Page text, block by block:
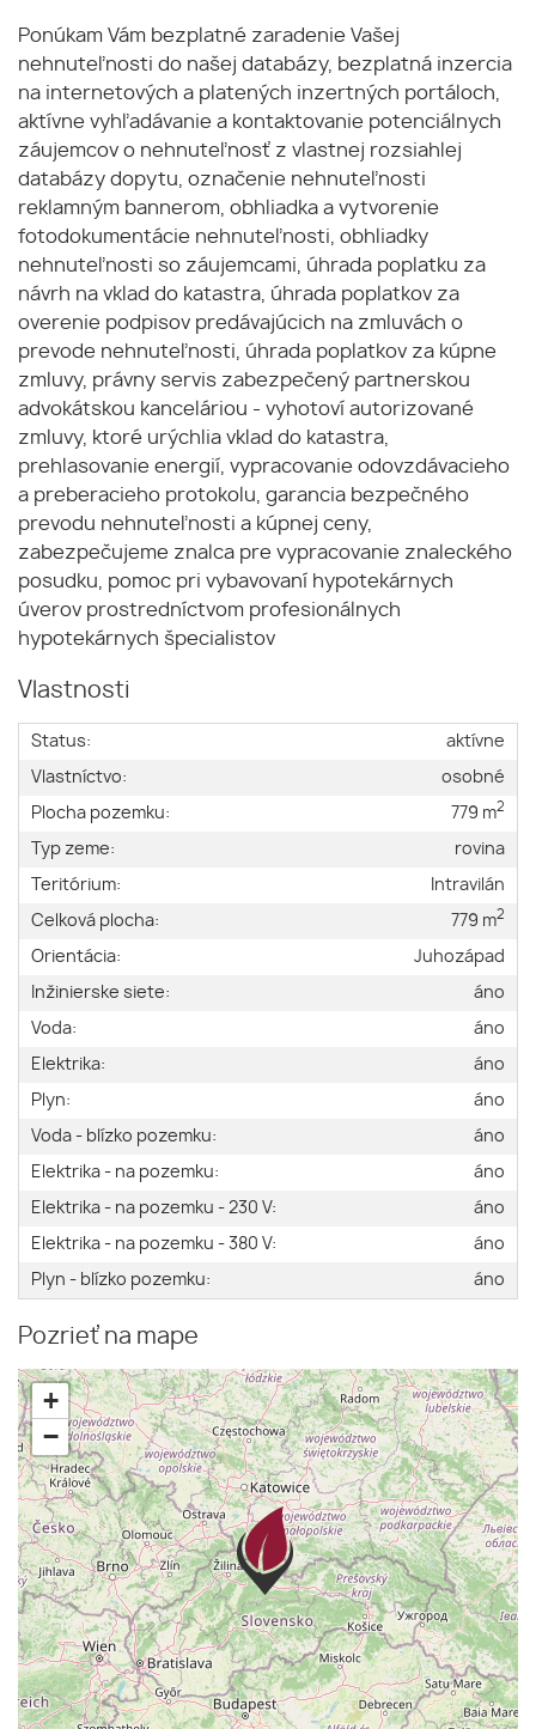
Ponúkam Vám bezplatné zaradenie Vašej
nehnuteľnosti do našej databázy, bezplatná inzercia
na internetových a platených inzertných portáloch,
aktívne vyhľadávanie a kontaktovanie potenciálnych
záujemcov o nehnuteľnosť z vlastnej rozsiahlej
databázy dopytu, označenie nehnuteľnosti
reklamným bannerom, obhliadka a vytvorenie
fotodokumentácie nehnuteľnosti, obhliadky
nehnuteľnosti so záujemcami, úhrada poplatku za
návrh na vklad do katastra, úhrada poplatkov za
overenie podpisov predávajúcich na zmluvách o
prevode nehnuteľnosti, úhrada poplatkov za kúpne
zmluvy, právny servis zabezpečený partnerskou
advokátskou kanceláriou - vyhotoví autorizované
zmluvy, ktoré urýchlia vklad do katastra,
prehlasovanie energií, vypracovanie odovzdávacieho
a preberacieho protokolu, garancia bezpečného
prevodu nehnuteľnosti a kúpnej ceny,
zabezpečujeme znalca pre vypracovanie znaleckého
posudku, pomoc pri vybavovaní hypotekárnych
úverov prostredníctvom profesionálnych
hypotekárnych špecialistov
Vlastnosti
Status:
aktívne
Vlastníctvo:
osobné
Plocha pozemku:
779 m2
Typ zeme:
rovina
Teritórium:
Intravilán
Celková plocha:
779 m2
Orientácia:
Juhozápad
Inžinierske siete:
áno
Voda:
áno
Elektrika:
áno
Plyn:
áno
Voda - blízko pozemku:
áno
Elektrika - na pozemku:
áno
Elektrika - na pozemku - 230 V:
áno
Elektrika - na pozemku - 380 V:
áno
Plyn - blízko pozemku:
áno
Pozrieť na mape
+
−